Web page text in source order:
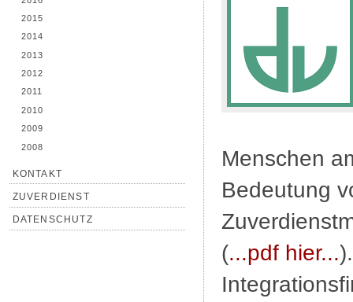
2015
2014
2013
2012
2011
2010
2009
2008
KONTAKT
ZUVERDIENST
DATENSCHUTZ
Menschen
Bedeutung
(...pdf hier...